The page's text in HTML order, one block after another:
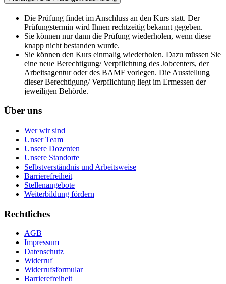
Die Prüfung findet im Anschluss an den Kurs statt. Der
Prüfungstermin wird Ihnen rechtzeitig bekannt gegeben.
Sie können nur dann die Prüfung wiederholen, wenn diese
knapp nicht bestanden wurde.
Sie können den Kurs einmalig wiederholen. Dazu müssen Sie
eine neue Berechtigung/ Verpflichtung des Jobcenters, der
Arbeitsagentur oder des BAMF vorlegen. Die Ausstellung
dieser Berechtigung/ Verpflichtung liegt im Ermessen der
jeweiligen Behörde.
Über uns
Wer wir sind
Unser Team
Unsere Dozenten
Unsere Standorte
Selbstverständnis und Arbeitsweise
Barrierefreiheit
Stellenangebote
Weiterbildung fördern
Rechtliches
AGB
Impressum
Datenschutz
Widerruf
Widerrufsformular
Barrierefreiheit